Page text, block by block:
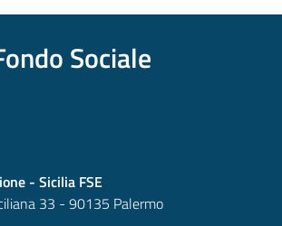
Sociale
- Sicilia FSE
33 - 90135 Palermo